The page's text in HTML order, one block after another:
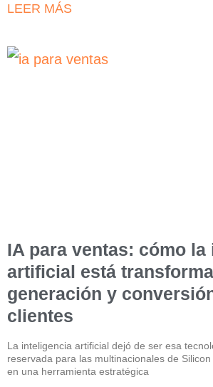
LEER MÁS
IA para ventas: cómo
artificial está
generación y
clientes
La inteligencia artificial dejó de ser esa
reservada para las multinacionales de
en una herramienta estratégica